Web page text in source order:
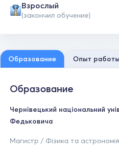
Взрослый
(закончил обучение)
Образование Опыт работы
Образование
Чернівецький національний
Федьковича
Магистр / Фізика та